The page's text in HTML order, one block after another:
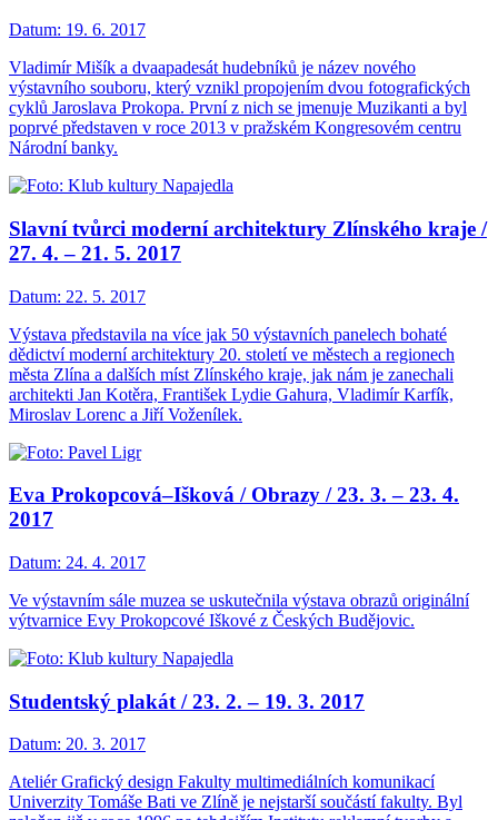
Datum: 19. 6. 2017
Vladimír Mišík a dvaapadesát hudebníků je název nového
výstavního souboru, který vznikl propojením dvou fotografických
cyklů Jaroslava Prokopa. První z nich se jmenuje Muzikanti a byl
poprvé představen v roce 2013 v pražském Kongresovém centru
Národní banky.
Slavní tvůrci moderní architektury Zlínského kraje /
27. 4. – 21. 5. 2017
Datum: 22. 5. 2017
Výstava představila na více jak 50 výstavních panelech bohaté
dědictví moderní architektury 20. století ve městech a regionech
města Zlína a dalších míst Zlínského kraje, jak nám je zanechali
architekti Jan Kotěra, František Lydie Gahura, Vladimír Karfík,
Miroslav Lorenc a Jiří Voženílek.
Eva Prokopcová–Išková / Obrazy / 23. 3. – 23. 4.
2017
Datum: 24. 4. 2017
Ve výstavním sále muzea se uskutečnila výstava obrazů originální
výtvarnice Evy Prokopcové Iškové z Českých Budějovic.
Studentský plakát / 23. 2. – 19. 3. 2017
Datum: 20. 3. 2017
Ateliér Grafický design Fakulty multimediálních komunikací
Univerzity Tomáše Bati ve Zlíně je nejstarší součástí fakulty. Byl